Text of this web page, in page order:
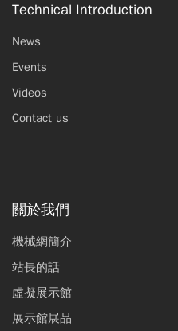
Technical Introduction
News
Events
Videos
Contact us
關於我們
機械網簡介
站長的話
虛擬展示館
展示館展品